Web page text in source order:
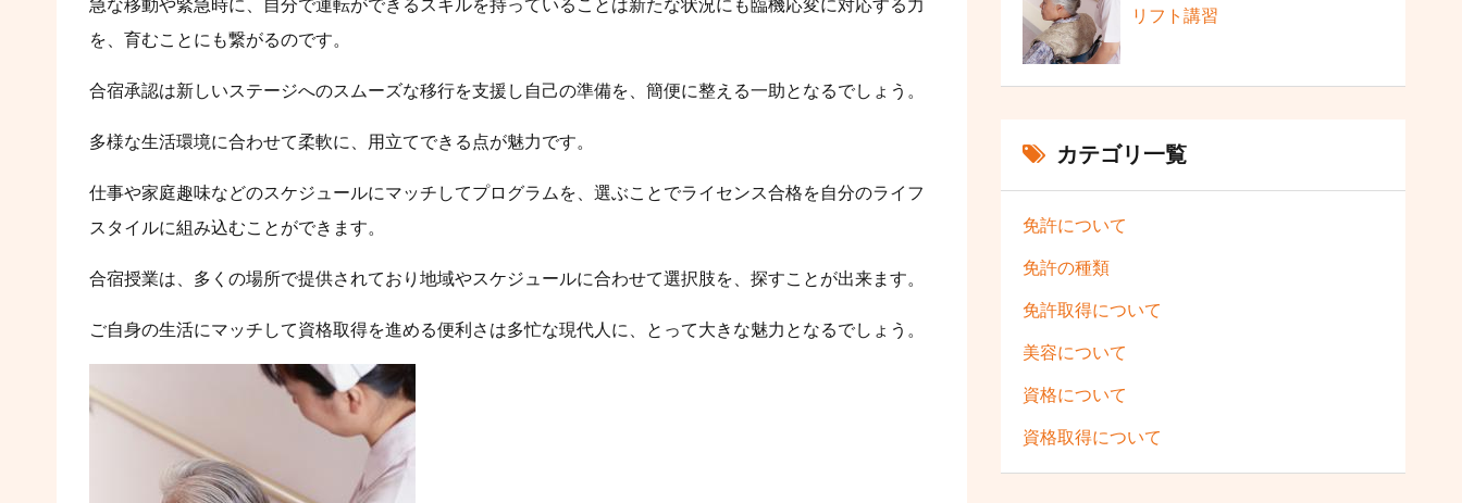
急な移動や緊急時に、自分で運転ができるスキルを持っていることは新たな状況にも臨機応変に対応する力
を、育むことにも繋がるのです。
合宿承認は新しいステージへのスムーズな移行を支援し自己の準備を、簡便に整える一助となるでしょう。
多様な生活環境に合わせて柔軟に、用立てできる点が魅力です。
仕事や家庭趣味などのスケジュールにマッチしてプログラムを、選ぶことでライセンス合格を自分のライフ
スタイルに組み込むことができます。
合宿授業は、多くの場所で提供されており地域やスケジュールに合わせて選択肢を、探すことが出来ます。
ご自身の生活にマッチして資格取得を進める便利さは多忙な現代人に、とって大きな魅力となるでしょう。
リフト講習
カテゴリ一覧
免許について
免許の種類
免許取得について
美容について
資格について
資格取得について